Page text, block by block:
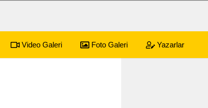
Nöbetçi Eczaneler
Video Galeri Foto Galeri Yazarlar